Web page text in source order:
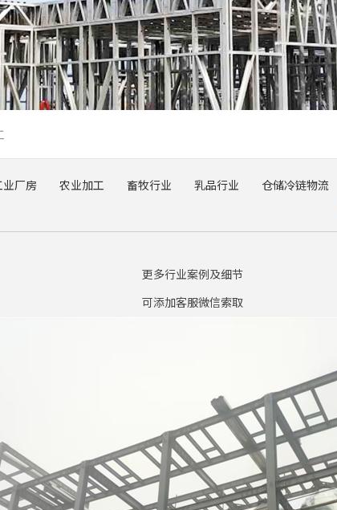
业厂房 农业加工 畜牧行业 乳品行业 仓储冷链物流
更多行业案例及细节
可添加客服微信索取